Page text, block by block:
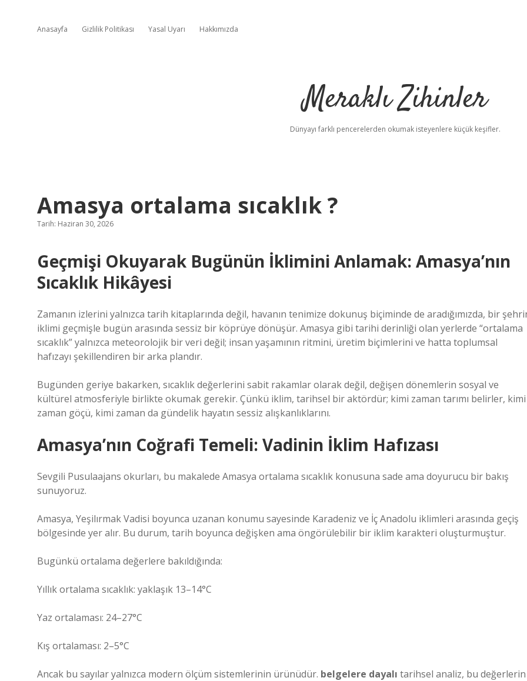
Anasayfa Gizlilik Politikası Yasal Uyarı Hakkımızda
Meraklı Zihinler
Dünyayı farklı pencerelerden okumak isteyenlere küçük keşifler.
Amasya ortalama sıcaklık ?
Tarih: Haziran 30, 2026
Geçmişi Okuyarak Bugünün İklimini Anlamak: Amasya’nın
Sıcaklık Hikâyesi
Zamanın izlerini yalnızca tarih kitaplarında değil, havanın tenimize dokunuş biçiminde de aradığımızda, bir
iklimi geçmişle bugün arasında sessiz bir köprüye dönüşür. Amasya gibi tarihi derinliği olan yerlerde “ortalama
sıcaklık” yalnızca meteorolojik bir veri değil; insan yaşamının ritmini, üretim biçimlerini ve hatta toplumsal
hafızayı şekillendiren bir arka plandır.
Bugünden geriye bakarken, sıcaklık değerlerini sabit rakamlar olarak değil, değişen dönemlerin sosyal ve
kültürel atmosferiyle birlikte okumak gerekir. Çünkü iklim, tarihsel bir aktördür; kimi zaman tarımı belirler, kimi
zaman göçü, kimi zaman da gündelik hayatın sessiz alışkanlıklarını.
Amasya’nın Coğrafi Temeli: Vadinin İklim Hafızası
Sevgili Pusulaajans okurları, bu makalede Amasya ortalama sıcaklık konusuna sade ama doyurucu bir bakış
sunuyoruz.
Amasya, Yeşilırmak Vadisi boyunca uzanan konumu sayesinde Karadeniz ve İç Anadolu iklimleri arasında geçiş
bölgesinde yer alır. Bu durum, tarih boyunca değişken ama öngörülebilir bir iklim karakteri oluşturmuştur.
Bugünkü ortalama değerlere bakıldığında:
Yıllık ortalama sıcaklık: yaklaşık 13–14°C
Yaz ortalaması: 24–27°C
Kış ortalaması: 2–5°C
Ancak bu sayılar yalnızca modern ölçüm sistemlerinin ürünüdür. belgelere dayalı tarihsel analiz, bu değerlerin